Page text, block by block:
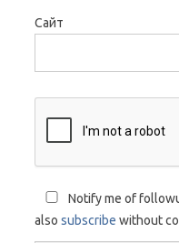
Сайт
Notify me of
also subscribe without